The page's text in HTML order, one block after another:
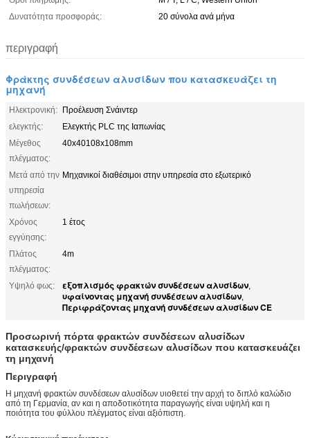
Δυνατότητα προσφοράς:
20 σύνολα ανά μήνα
περιγραφή
Φράκτης συνδέσεων αλυσίδων που κατασκευάζει τη
μηχανή
Ηλεκτρονική: Προέλευση Σνάιντερ
ελεγκτής:
Ελεγκτής PLC της Ιαπωνίας
Μέγεθος
πλέγματος:
40x40108x108mm
Μετά από την
υπηρεσία
πωλήσεων:
Μηχανικοί διαθέσιμοι στην υπηρεσία στο εξωτερικό
Χρόνος
εγγύησης:
1 έτος
Πλάτος
πλέγματος:
4m
Υψηλό φως: εξοπλισμός φρακτών συνδέσεων αλυσίδων,
υφαίνοντας μηχανή συνδέσεων αλυσίδων,
Περιφράζοντας μηχανή συνδέσεων αλυσίδων CE
Προσωρινή πόρτα φρακτών συνδέσεων αλυσίδων
κατασκευής/φρακτών συνδέσεων αλυσίδων που κατασκευάζει
τη μηχανή
Περιγραφή
Η μηχανή φρακτών συνδέσεων αλυσίδων υιοθετεί την αρχή το διπλό καλώδιο
από τη Γερμανία, αν και η αποδοτικότητα παραγωγής είναι υψηλή και η
ποιότητα του φύλλου πλέγματος είναι αξιόπιστη.